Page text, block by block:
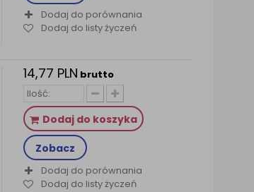
Dodaj do porównania
Dodaj do listy życzeń
14,77 PLN brutto
Dodaj do koszyka
Zobacz
Dodaj do porównania
Dodaj do listy życzeń